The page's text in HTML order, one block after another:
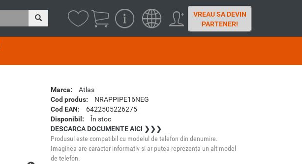
VREAU SA DEVIN
PARTENER!
Marca:
Atlas
Cod produs:
NRAPPIPE16NEG
Cod EAN:
6422505226275
Disponibil:
În stoc
DESCARCA DOCUMENTE AICI ❯❯❯
Produsul este compatibil cu modelul de telefon din denumire.
Imaginea are caracter informativ si ar putea reprezenta un alt model
de telefon.